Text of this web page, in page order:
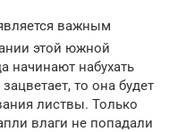
важным
этой южной
начинают набухать
то она будет
листвы. Только
влаги не попадали